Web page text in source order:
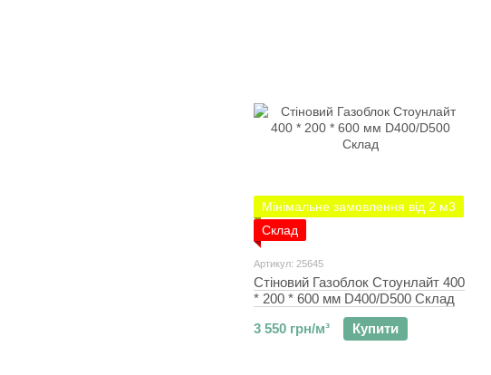
Мінімальне замовлення від 2 м3
Склад
Артикул: 25645
Стіновий Газоблок Стоунлайт 400
* 200 * 600 мм D400/D500 Склад
3 550 грн/м³
Купити